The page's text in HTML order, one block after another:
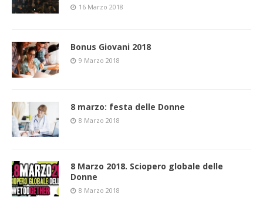
16 Marzo 2018
Bonus Giovani 2018
9 Marzo 2018
8 marzo: festa delle Donne
8 Marzo 2018
8 Marzo 2018. Sciopero globale delle
Donne
8 Marzo 2018